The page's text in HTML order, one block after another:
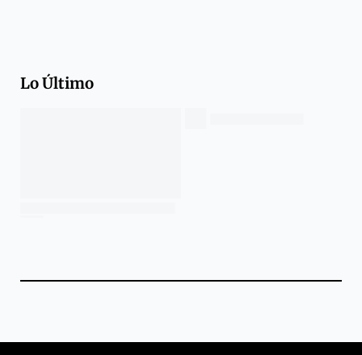
Lo Último